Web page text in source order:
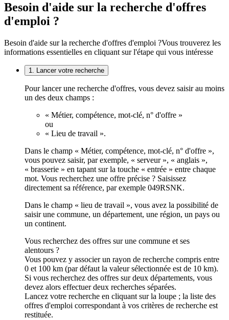
Besoin d'aide sur la recherche d'offres
d'emploi ?
Besoin d'aide sur la recherche d'offres d'emploi ?Vous trouverez les
informations essentielles en cliquant sur l'étape qui vous intéresse
1. Lancer votre recherche
Pour lancer une recherche d'offres, vous devez saisir au moins
un des deux champs :
« Métier, compétence, mot-clé, n° d'offre »
ou
« Lieu de travail ».
Dans le champ « Métier, compétence, mot-clé, n° d'offre »,
vous pouvez saisir, par exemple, « serveur », « anglais »,
« brasserie » en tapant sur la touche « entrée » entre chaque
mot. Vous recherchez une offre précise ? Saisissez
directement sa référence, par exemple 049RSNK.
Dans le champ « lieu de travail », vous avez la possibilité de
saisir une commune, un département, une région, un pays ou
un continent.
Vous recherchez des offres sur une commune et ses
alentours ?
Vous pouvez y associer un rayon de recherche compris entre
0 et 100 km (par défaut la valeur sélectionnée est de 10 km).
Si vous recherchez des offres sur deux départements, vous
devez alors effectuer deux recherches séparées.
Lancez votre recherche en cliquant sur la loupe ; la liste des
offres d'emploi correspondant à vos critères de recherche est
restituée.